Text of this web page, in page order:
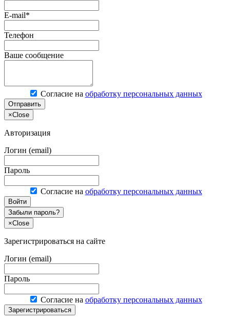
E-mail*
Телефон
Ваше сообщение
Согласие на обработку персональных данных
Отправить
×Close
Авторизация
Логин (email)
Пароль
Согласие на обработку персональных данных
Войти
Забыли пароль?
×Close
Зарегистрироваться на сайте
Логин (email)
Пароль
Согласие на обработку персональных данных
Зарегистрироваться